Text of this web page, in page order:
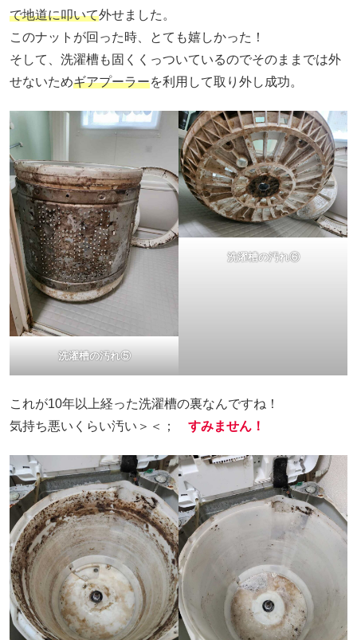
で地道に叩いて外せました。
このナットが回った時、とても嬉しかった！
そして、洗濯槽も固くくっついているのでそのままでは外
せないためギアプーラーを利用して取り外し成功。
洗濯槽の汚れ⑤
洗濯槽の汚れ⑥
これが10年以上経った洗濯槽の裏なんですね！
気持ち悪いくらい汚い＞＜； すみません！